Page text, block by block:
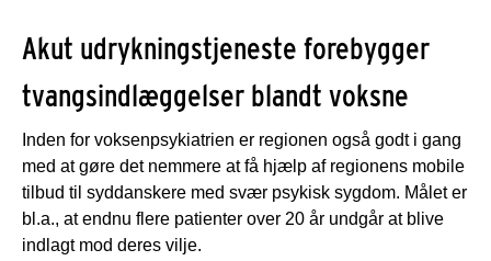
Akut udrykningstjeneste forebygger
tvangsindlæggelser blandt voksne
Inden for voksenpsykiatrien er regionen også godt i gang
med at gøre det nemmere at få hjælp af regionens mobile
tilbud til syddanskere med svær psykisk sygdom. Målet er
bl.a., at endnu flere patienter over 20 år undgår at blive
indlagt mod deres vilje.